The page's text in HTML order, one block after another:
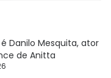
Danilo Mesquita, ator
de Anitta